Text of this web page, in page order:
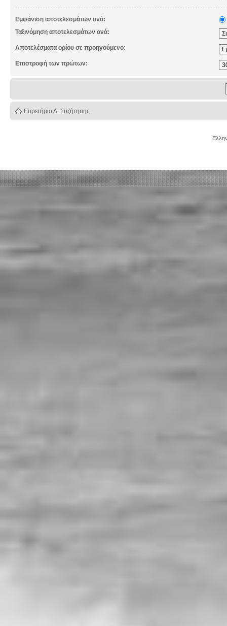
Εμφάνιση αποτελεσμάτων ανά:
Ταξινόμηση αποτελεσμάτων ανά:
Αποτελέσματα ορίου σε προηγούμενο:
Επιστροφή των πρώτων:
Ευρετήριο Δ. Συζήτησης